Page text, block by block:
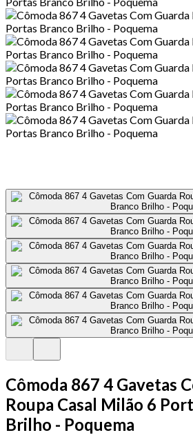
Cômoda 867 4 Gavetas
Roupa Casal Milão 6
Brilho - Poquema